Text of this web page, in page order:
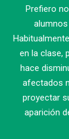
Prefiero
en la clase,
hace
afectados
proyectar
aparición